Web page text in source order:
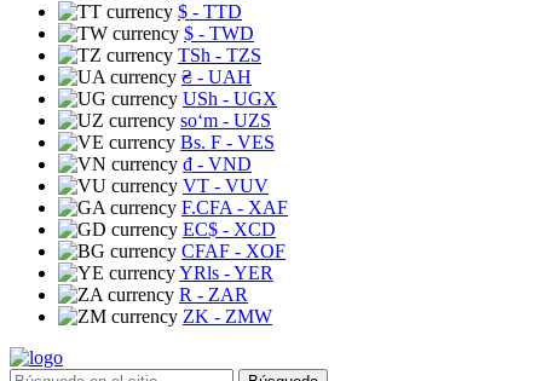
$ - TTD
$ - TWD
TSh - TZS
₴ - UAH
USh - UGX
soʻm - UZS
Bs. F - VES
₫ - VND
VT - VUV
F.CFA - XAF
EC$ - XCD
CFAF - XOF
YRls - YER
R - ZAR
ZK - ZMW